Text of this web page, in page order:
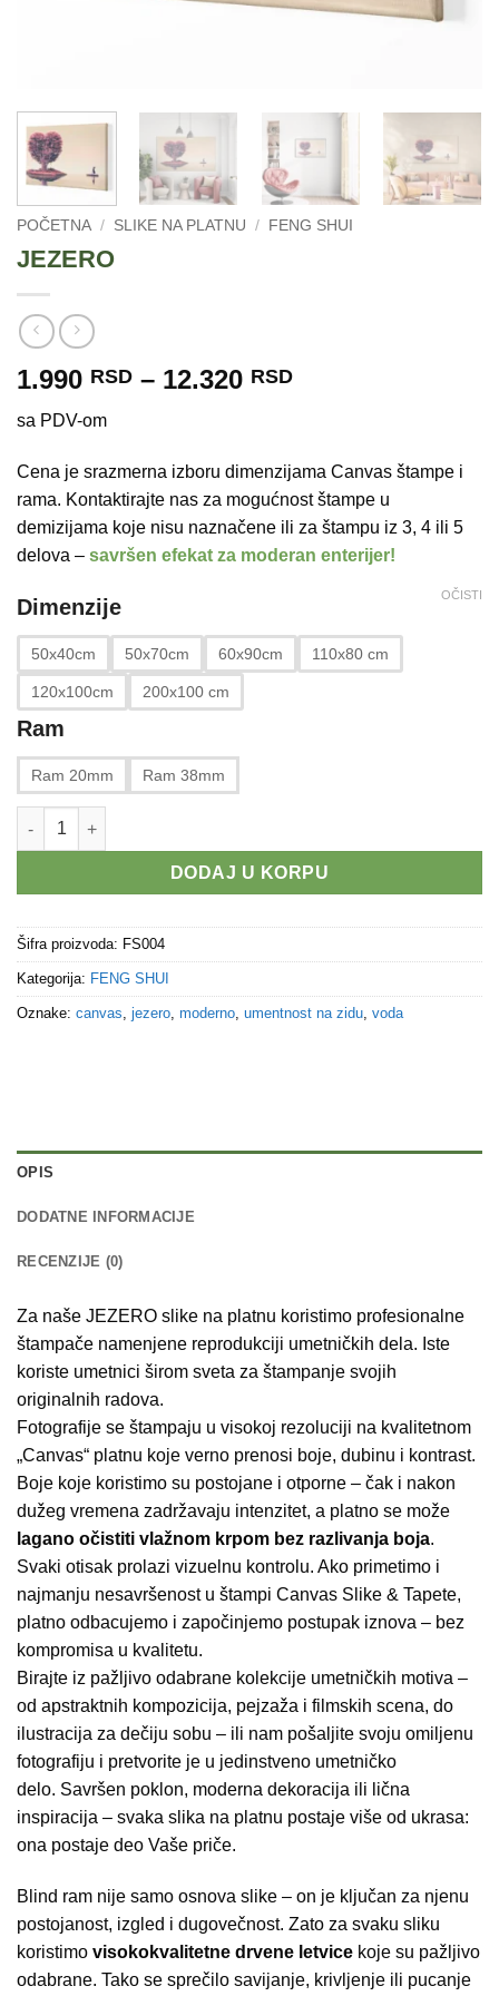
POČETNA / SLIKE NA PLATNU / FENG SHUI
JEZERO
1.990 RSD – 12.320 RSDRaspon
1.990 RSD
do
12.320 RSD
sa PDV-om
Cena je srazmerna izboru dimenzijama Canvas štampe i
rama. Kontaktirajte nas za mogućnost štampe u
demizijama koje nisu naznačene ili za štampu iz 3, 4 ili 5
delova – savršen efekat za moderan enterijer!
Dimenzije
50x40cm 50x70cm 60x90cm 110x80 cm
120x100cm 200x100 cm
Ram
Ram 20mm Ram 38mm
OČISTI
JEZERO količina
DODAJ U KORPU
Šifra proizvoda: FS004
Kategorija: FENG SHUI
Oznake: canvas jezero moderno umentnost na zidu voda
OPIS
DODATNE INFORMACIJE
RECENZIJE (0)
Za naše JEZERO slike na platnu koristimo profesionalne
štampače namenjene reprodukciji umetničkih dela. Iste
koriste umetnici širom sveta za štampanje svojih
originalnih radova.
Fotografije se štampaju u visokoj rezoluciji na kvalitetnom
„Canvas“ platnu koje verno prenosi boje, dubinu i kontrast.
Boje koje koristimo su postojane i otporne – čak i nakon
dužeg vremena zadržavaju intenzitet, a platno se može
lagano očistiti vlažnom krpom bez razlivanja boja.
Svaki otisak prolazi vizuelnu kontrolu. Ako primetimo i
najmanju nesavršenost u štampi Canvas Slike & Tapete,
platno odbacujemo i započinjemo postupak iznova – bez
kompromisa u kvalitetu.
Birajte iz pažljivo odabrane kolekcije umetničkih motiva –
od apstraktnih kompozicija, pejzaža i filmskih scena, do
ilustracija za dečiju sobu – ili nam pošaljite svoju omiljenu
fotografiju i pretvorite je u jedinstveno umetničko
delo. Savršen poklon, moderna dekoracija ili lična
inspiracija – svaka slika na platnu postaje više od ukrasa:
ona postaje deo Vaše priče.
Blind ram nije samo osnova slike – on je ključan za njenu
postojanost, izgled i dugovečnost. Zato za svaku sliku
koristimo visokokvalitetne drvene letvice koje su pažljivo
odabrane. Tako se sprečilo savijanje, krivljenje ili pucanje